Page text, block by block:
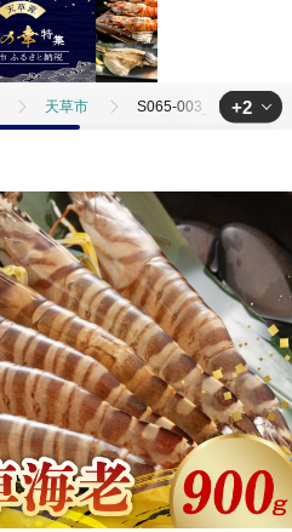
天草市 S065-003_活き〆冷凍
S065-003_活き〆冷凍車海老 900g
+2